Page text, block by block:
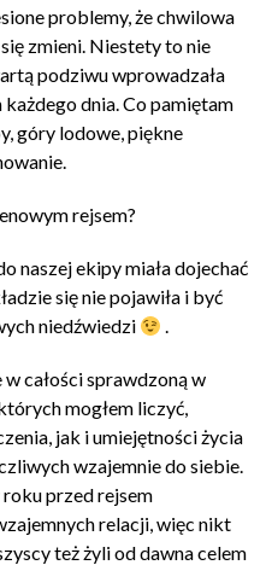
problemy, że chwilowa
zmieni. Niestety to nie
podziwu wprowadzała
dnia. Co pamiętam
góry lodowe, piękne
rejsem?
naszej ekipy miała dojechać
się nie pojawiła i być
niedźwiedzi
.
całości sprawdzoną w
mogłem liczyć,
jak i umiejętności życia
wzajemnie do siebie.
roku przed rejsem
relacji, więc nikt
też żyli od dawna celem